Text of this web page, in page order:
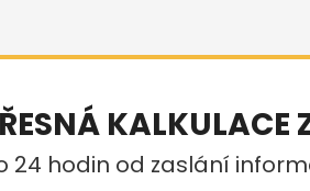
KALKULACE
24 hodin od zaslání